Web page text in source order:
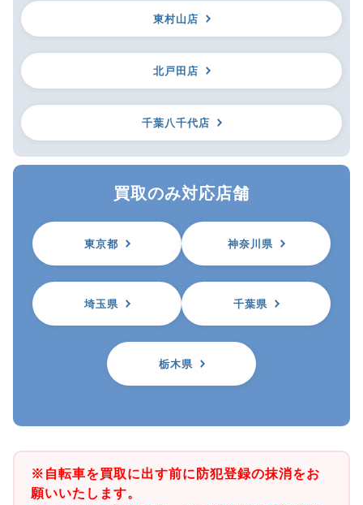
東村山店
北戸田店
千葉八千代店
買取のみ対応店舗
東京都 神奈川県
埼玉県 千葉県
栃木県
※自転車を買取に出す前に防犯登録の抹消をお
願いいたします。